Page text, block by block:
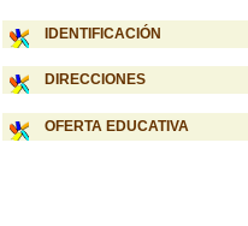
IDENTIFICACIÓN
DIRECCIONES
OFERTA EDUCATIVA